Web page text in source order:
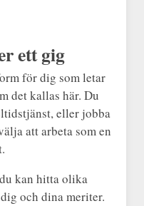
ett gig
för dig som letar
det kallas här. Du
eller jobba
att arbeta som en
kan hitta olika
och dina meriter.